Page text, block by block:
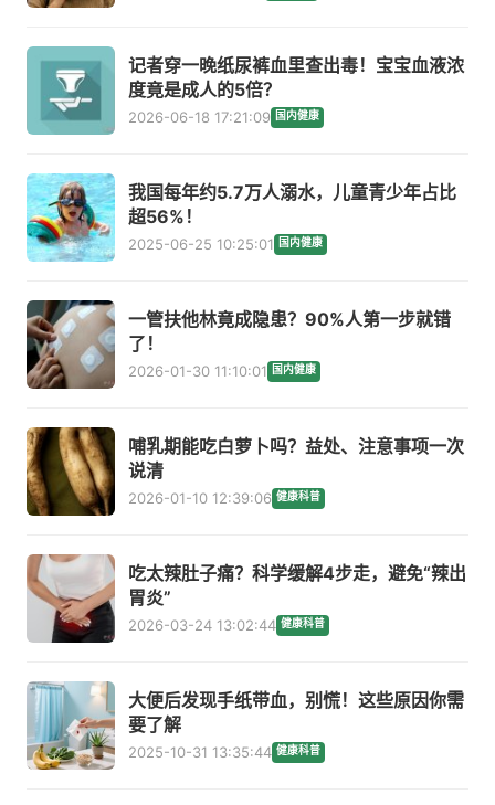
记者穿一晚纸尿裤血里查出毒！宝宝血液浓
度竟是成人的5倍？
2026-06-18 17:21:09 国内健康
我国每年约5.7万人溺水，儿童青少年占比
超56%！
2025-06-25 10:25:01 国内健康
一管扶他林竟成隐患？90%人第一步就错
了！
2026-01-30 11:10:01 国内健康
哺乳期能吃白萝卜吗？益处、注意事项一次
说清
2026-01-10 12:39:06 健康科普
吃太辣肚子痛？科学缓解4步走，避免“辣出
胃炎”
2026-03-24 13:02:44 健康科普
大便后发现手纸带血，别慌！这些原因你需
要了解
2025-10-31 13:35:44 健康科普